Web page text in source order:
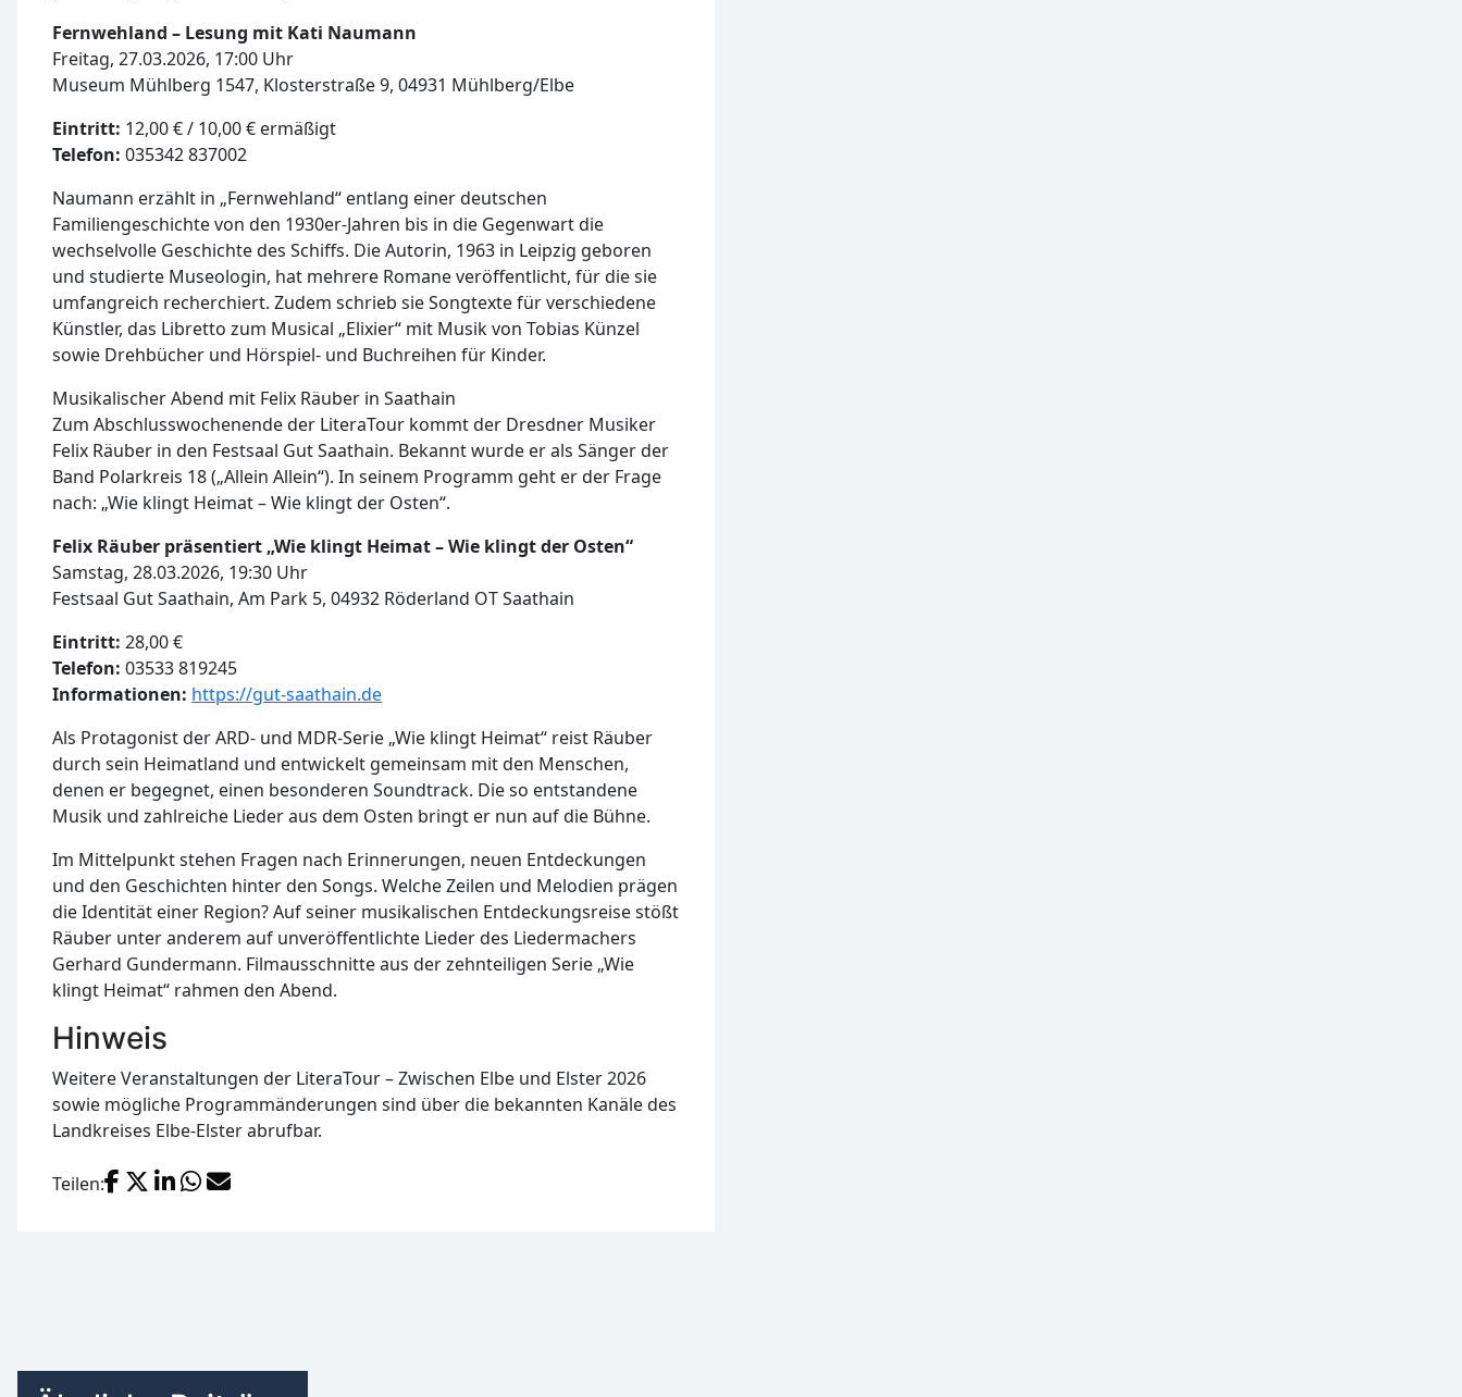
Fernwehland – Lesung mit Kati Naumann
Freitag, 27.03.2026, 17:00 Uhr
Museum Mühlberg 1547, Klosterstraße 9, 04931 Mühlberg/Elbe
Eintritt: 12,00 € / 10,00 € ermäßigt
Telefon: 035342 837002
Naumann erzählt in „Fernwehland“ entlang einer deutschen
Familiengeschichte von den 1930er-Jahren bis in die Gegenwart die
wechselvolle Geschichte des Schiffs. Die Autorin, 1963 in Leipzig geboren
und studierte Museologin, hat mehrere Romane veröffentlicht, für die sie
umfangreich recherchiert. Zudem schrieb sie Songtexte für verschiedene
Künstler, das Libretto zum Musical „Elixier“ mit Musik von Tobias Künzel
sowie Drehbücher und Hörspiel- und Buchreihen für Kinder.
Musikalischer Abend mit Felix Räuber in Saathain
Zum Abschlusswochenende der LiteraTour kommt der Dresdner Musiker
Felix Räuber in den Festsaal Gut Saathain. Bekannt wurde er als Sänger der
Band Polarkreis 18 („Allein Allein“). In seinem Programm geht er der Frage
nach: „Wie klingt Heimat – Wie klingt der Osten“.
Felix Räuber präsentiert „Wie klingt Heimat – Wie klingt der Osten“
Samstag, 28.03.2026, 19:30 Uhr
Festsaal Gut Saathain, Am Park 5, 04932 Röderland OT Saathain
Eintritt: 28,00 €
Telefon: 03533 819245
Informationen: https://gut-saathain.de
Als Protagonist der ARD- und MDR-Serie „Wie klingt Heimat“ reist Räuber
durch sein Heimatland und entwickelt gemeinsam mit den Menschen,
denen er begegnet, einen besonderen Soundtrack. Die so entstandene
Musik und zahlreiche Lieder aus dem Osten bringt er nun auf die Bühne.
Im Mittelpunkt stehen Fragen nach Erinnerungen, neuen Entdeckungen
und den Geschichten hinter den Songs. Welche Zeilen und Melodien prägen
die Identität einer Region? Auf seiner musikalischen Entdeckungsreise stößt
Räuber unter anderem auf unveröffentlichte Lieder des Liedermachers
Gerhard Gundermann. Filmausschnitte aus der zehnteiligen Serie „Wie
klingt Heimat“ rahmen den Abend.
Hinweis
Weitere Veranstaltungen der LiteraTour – Zwischen Elbe und Elster 2026
sowie mögliche Programmänderungen sind über die bekannten Kanäle des
Landkreises Elbe-Elster abrufbar.
Teilen: Facebook
X (Twitter)
LinkedIn
WhatsApp